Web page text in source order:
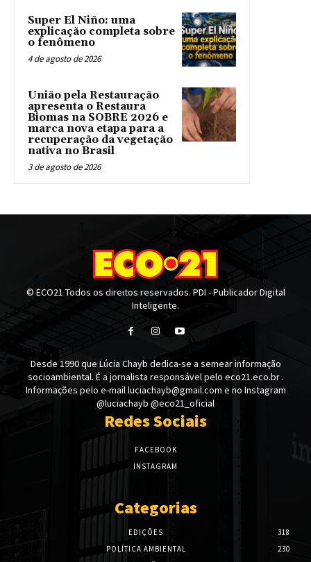
Super El Niño: uma
explicação completa sobre
o fenômeno
4 de agosto de 2026
União pela Restauração
apresenta o Restaura
Biomas na SOBRE 2026 e
marca nova etapa para a
recuperação da vegetação
nativa no Brasil
3 de agosto de 2026
© ECO21 Todos os direitos reservados. PDI - Publicador Digital
Inteligente.
Desde 1990 que Lúcia Chayb dedica-se a semear informação
socioambiental. É a jornalista responsável pelo eco21.eco.br .
Informações pelo e-mail luciachayb@gmail.com e no Instagram
@luciachayb @eco21_oficial
Redes Sociais
FACEBOOK
INSTAGRAM
Categorias
EDIÇÕES
318
POLÍTICA AMBIENTAL
230